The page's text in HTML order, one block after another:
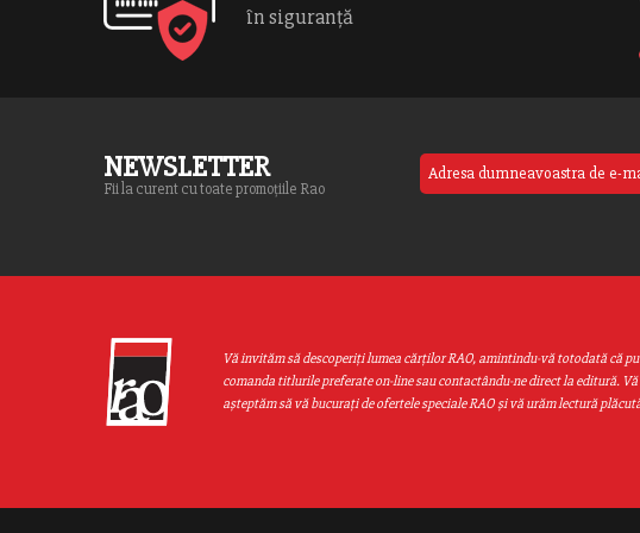
în siguranță
NEWSLETTER
Fii la curent cu toate promoțiile Rao
Vă invităm să descoperiţi lumea cărţilor RAO, amintindu-vă totodată că
comanda titlurile preferate on-line sau contactându-ne direct la editură. Vă
aşteptăm să vă bucuraţi de ofertele speciale RAO şi vă urăm lectură